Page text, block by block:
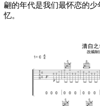
翩的年代是我们最怀恋的
忆。